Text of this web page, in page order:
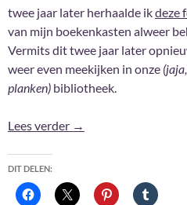
twee jaar later herhaalde ikdeze
van mijn boekenkasten alweer
Vermits dit twee jaar later
weer even meekijken in onze
planken) bibliotheek.
Lees verder 2020: Shelfies #4
→
DIT DELEN: